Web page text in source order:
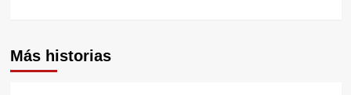
Más historias